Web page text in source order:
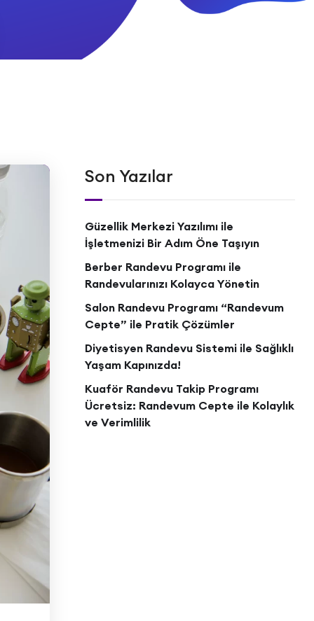
Son Yazılar
Güzellik Merkezi Yazılımı ile
İşletmenizi Bir Adım Öne Taşıyın
Berber Randevu Programı ile
Randevularınızı Kolayca Yönetin
Salon Randevu Programı “Randevum
Cepte” ile Pratik Çözümler
Diyetisyen Randevu Sistemi ile Sağlıklı
Yaşam Kapınızda!
Kuaför Randevu Takip Programı
Ücretsiz: Randevum Cepte ile Kolaylık
ve Verimlilik